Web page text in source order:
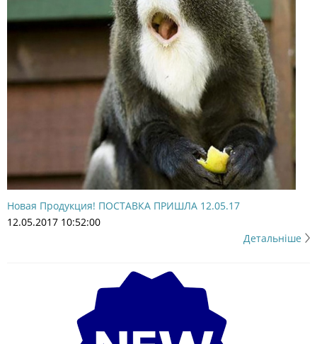
Новая Продукция! ПОСТАВКА ПРИШЛА 12.05.17
12.05.2017 10:52:00
Детальніше